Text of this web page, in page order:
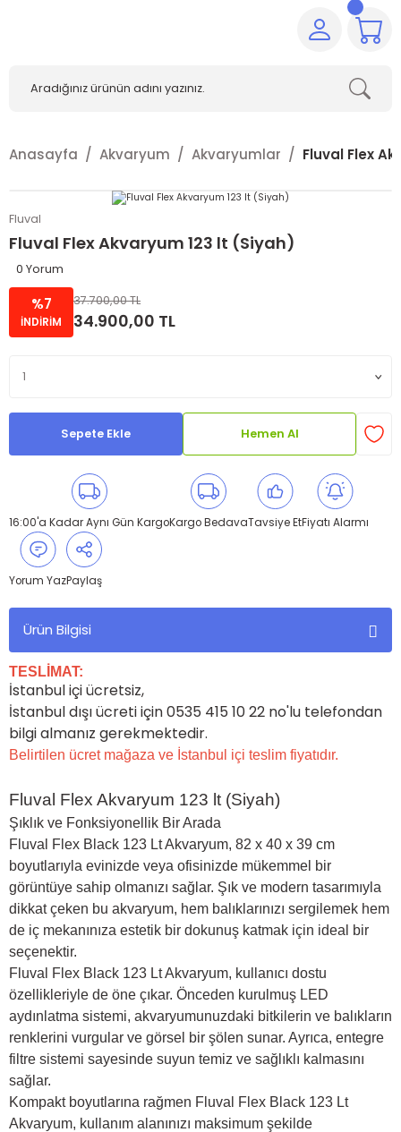
Anasayfa Akvaryum Akvaryumlar Fluval Flex
Fluval
Fluval Flex Akvaryum 123 lt (Siyah)
0 Yorum
%7
İNDİRİM
37.700,00 TL
34.900,00 TL
Sepete Ekle Hemen Al
16:00'a Kadar Aynı Gün KargoKargo BedavaTavsiye EtFiyatı Alarmı
Yorum YazPaylaş
Ürün Bilgisi
TESLİMAT:
İstanbul içi ücretsiz,
İstanbul dışı ücreti için 0535 415 10 22 no'lu telefondan
bilgi almanız gerekmektedir.
Belirtilen ücret mağaza ve İstanbul içi teslim fiyatıdır.
Fluval Flex Akvaryum 123 lt (Siyah)
Şıklık ve Fonksiyonellik Bir Arada
Fluval Flex Black 123 Lt Akvaryum, 82 x 40 x 39 cm
boyutlarıyla evinizde veya ofisinizde mükemmel bir
görüntüye sahip olmanızı sağlar. Şık ve modern tasarımıyla
dikkat çeken bu akvaryum, hem balıklarınızı sergilemek hem
de iç mekanınıza estetik bir dokunuş katmak için ideal bir
seçenektir.
Fluval Flex Black 123 Lt Akvaryum, kullanıcı dostu
özellikleriyle de öne çıkar. Önceden kurulmuş LED
aydınlatma sistemi, akvaryumunuzdaki bitkilerin ve balıkların
renklerini vurgular ve görsel bir şölen sunar. Ayrıca, entegre
filtre sistemi sayesinde suyun temiz ve sağlıklı kalmasını
sağlar.
Kompakt boyutlarına rağmen Fluval Flex Black 123 Lt
Akvaryum, kullanım alanınızı maksimum şekilde